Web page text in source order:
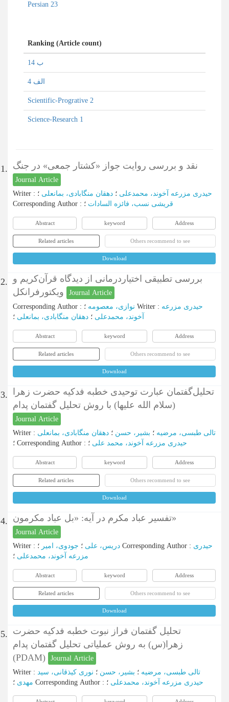
Persian 23
Ranking (Article count)
ب 14
الف 4
Scientific-Progrative 2
Science-Research 1
1. نقد و بررسی روایت جواز «کشتار جمعی» در جنگ
Journal Article
Writer : حیدری مزرعه آخوند، محمدعلی ؛ دهقان منگابادی، بمانعلی ؛
Corresponding Author : قریشی نسب، فائزه السادات ؛
Abstract keyword Address
Related articles Others recommend to see
Download
2. بررسی تطبیقی اختیاردرمانی از دیدگاه قرآن‌کریم و
Journal Article
Corresponding Author : نوازی، معصومه Writer : حیدری مزرعه
آخوند، محمدعلی ؛ دهقان منگابادی، بمانعلی ؛
Abstract keyword Address
Related articles Others recommend to see
Download
3.
تحلیل‌گفتمان عبارت توحیدی خطبه فدکیه حضرت زهرا
(سلام الله علیها) با روش تحلیل‌ گفتمان پدام
Journal Article
Writer : تالی طبسی، مرضیه ؛ بشیر، حسن ؛ دهقان منگابادی، بمانعلی
Corresponding Author : حیدری مزرعه آخوند، محمد علی ؛
Abstract keyword Address
Related articles Others recommend to see
Download
4. تفسیر عباد مکرم در آیه: «بل عباد مکرمون»
Journal Article
Writer : دریس، علی ؛ جودوی، امیر Corresponding Author : حیدری
مزرعه آخوند، محمدعلی ؛
Abstract keyword Address
Related articles Others recommend to see
Download
5. تحلیل گفتمان فراز نبوت خطبه فدکیه حضرت
زهرا(س) به روش عملیاتی تحلیل گفتمان پدام
(PDAM)
Journal Article
Writer : تالی طبسی، مرضیه ؛ بشیر، حسن ؛ نوری کیذقانی، سید
مهدی Corresponding Author : حیدری مزرعه آخوند، محمدعلی ؛